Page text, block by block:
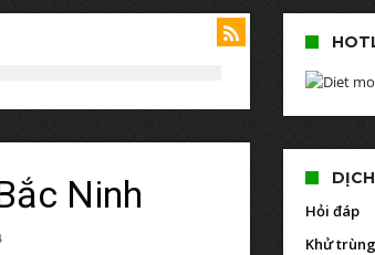
Ninh
Hỏi đáp
Khử trùng